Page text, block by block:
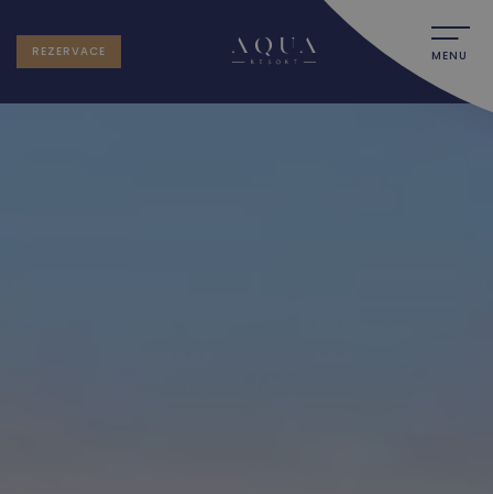
REZERVACE MENU